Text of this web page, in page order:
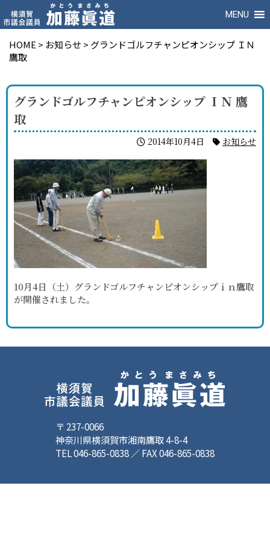
MENU
HOME > お知らせ > グランドゴルフチャンピオンシップ ＩＮ
鷹取
グランドゴルフチャンピオンシップ ＩＮ 鷹
取
2014年10月4日 お知らせ
10月4日（土）グランドゴルフチャンピオンシップｉｎ鷹取
が開催されました。
〒 237-0066
神奈川県横須賀市湘南鷹取 4-8-4
TEL 046-865-0838 ／ FAX 046-865-0838